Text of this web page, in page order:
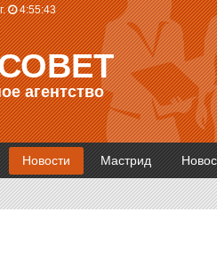
4:55:43
агентство
Новости Мастрид